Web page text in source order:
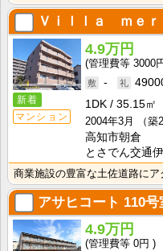
Ｖｉｌｌａ ｍｅｒ
新着
マンション
4.9万円
3000
-
1DK
35.15㎡
2004年3月
（築
高知市朝倉
とさでん交通
アサヒコート 110号
4.9万円
0円